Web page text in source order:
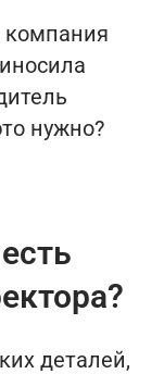
компания
нужно?
деталей,